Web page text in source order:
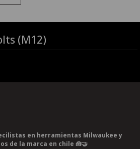
(M12)
en herramientas Milwaukee y
de la marca en chile 🧰🤝